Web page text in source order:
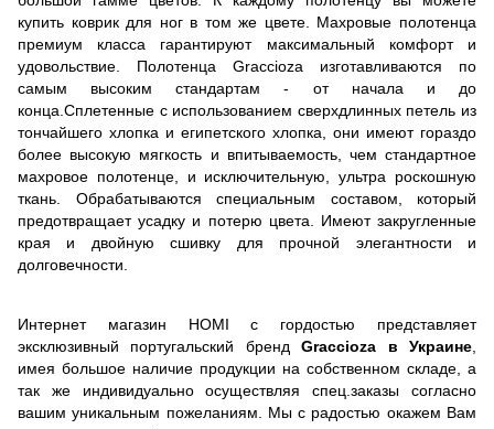
купить коврик для ног в том же цвете. Махровые полотенца
премиум класса гарантируют максимальный комфорт и
удовольствие. Полотенца Graccioza изготавливаются по
самым высоким стандартам - от начала и до
конца.Сплетенные с использованием сверхдлинных петель из
тончайшего хлопка и египетского хлопка, они имеют гораздо
более высокую мягкость и впитываемость, чем стандартное
махровое полотенце, и исключительную, ультра роскошную
ткань. Обрабатываются специальным составом, который
предотвращает усадку и потерю цвета. Имеют закругленные
края и двойную сшивку для прочной элегантности и
долговечности.
Интернет магазин HOMI с гордостью представляет
эксклюзивный португальский брендGraccioza в Украине
имея большое наличие продукции на собственном складе, а
так же индивидуально осуществляя спец.заказы согласно
вашим уникальным пожеланиям. Мы с радостью окажем Вам